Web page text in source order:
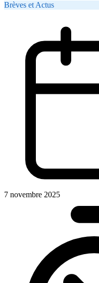
Brèves et Actus
7 novembre 2025